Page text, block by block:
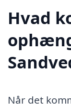
Hvad
Når det